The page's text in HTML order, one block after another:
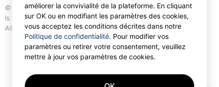
© Gettransport International Limited. GetTransport®
is trademark of Gettransport International Limited.
All rights reserved.
améliorer la convivialité de la plateforme. En cliquant
sur OK ou en modifiant les paramètres des cookies,
vous acceptez les conditions décrites dans notre
Politique de confidentialité. Pour modifier vos
paramètres ou retirer votre consentement, veuillez
mettre à jour vos paramètres de cookies.